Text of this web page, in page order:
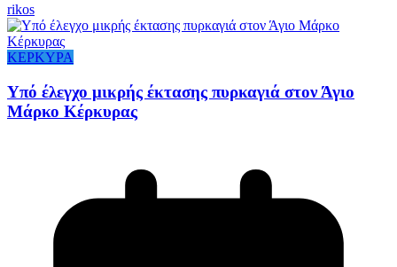
rikos
ΚΕΡΚΥΡΑ
Υπό έλεγχο μικρής έκτασης πυρκαγιά στον Άγιο
Μάρκο Κέρκυρας